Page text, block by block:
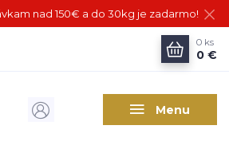
nad 150€ a do 30kg je zadarmo!
Menu
0 ks
0 €